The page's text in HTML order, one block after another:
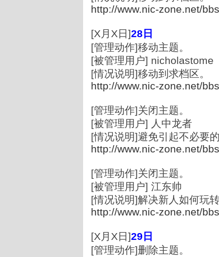
http://www.nic-zone.net/
[X月X日]28 日
[管理动作]移动主题。
[被管理用户]
[情况说明]移动到求档区。
http://www.nic-zone.net/
[管理动作]关闭主题。
[被管理用户] 人中龙者
[情况说明]避免引起不必要
http://www.nic-zone.net/
[管理动作]关闭主题。
[被管理用户] 江东帅
[情况说明]解决新人如何玩
http://www.nic-zone.net/
[X月X日]29 日
[管理动作]删除主题。